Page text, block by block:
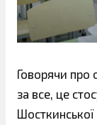
Говорячи про
за все, це